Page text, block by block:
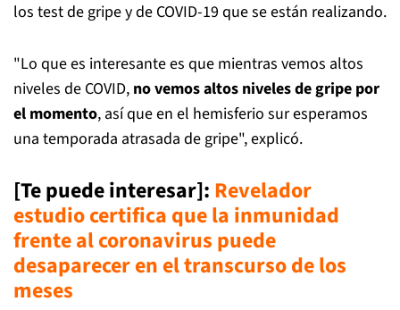
los test de gripe y de COVID-19 que se están realizando.
"Lo que es interesante es que mientras vemos altos
niveles de COVID, no vemos altos niveles de gripe por
el momento, así que en el hemisferio sur esperamos
una temporada atrasada de gripe", explicó.
[Te puede interesar]: Revelador
estudio certifica que la inmunidad
frente al coronavirus puede
desaparecer en el transcurso de los
meses